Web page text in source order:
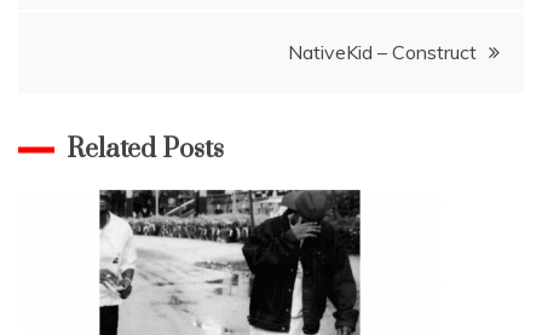
NativeKid – Construct
Related Posts